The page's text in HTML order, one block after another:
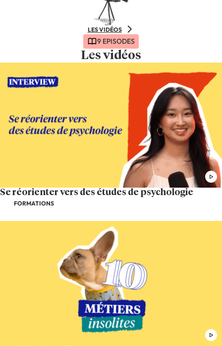
9 EPISODES
Les vidéos
LES VIDÉOS
Se réorienter vers des études de psychologie
FORMATIONS